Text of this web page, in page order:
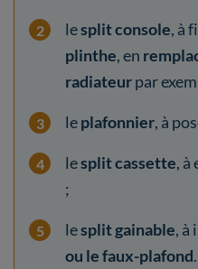
lesplit console, à
plinthe, en
radiateurpar
leplafonnier, à
lesplit cassette, à
;
lesplit gainable, à
ou le faux-plafond.